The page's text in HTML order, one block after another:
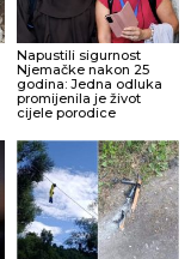
Napustili sigurnost
Njemačke nakon 25
godina: Jedna odluka
promijenila je život
cijele porodice